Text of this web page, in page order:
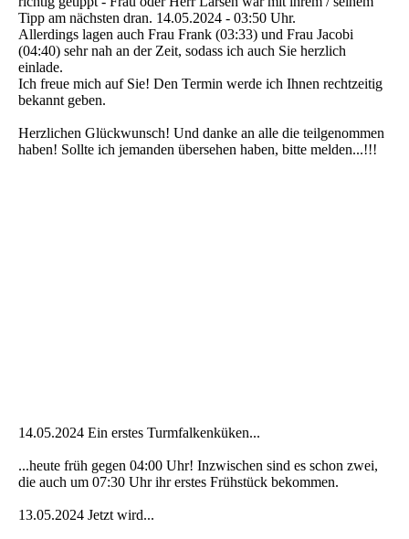
Tipp am nächsten dran. 14.05.2024 - 03:50 Uhr.
Allerdings lagen auch Frau Frank (03:33) und Frau Jacobi
(04:40) sehr nah an der Zeit, sodass ich auch Sie herzlich
einlade.
Ich freue mich auf Sie! Den Termin werde ich Ihnen rechtzeitig
bekannt geben.
Herzlichen Glückwunsch! Und danke an alle die teilgenommen
haben! Sollte ich jemanden übersehen haben, bitte melden...!!!
14.05.2024 Ein erstes Turmfalkenküken...
...heute früh gegen 04:00 Uhr! Inzwischen sind es schon zwei,
die auch um 07:30 Uhr ihr erstes Frühstück bekommen.
13.05.2024 Jetzt wird...